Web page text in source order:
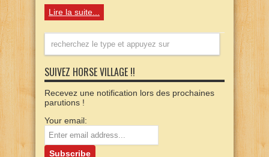
Lire la suite...
SUIVEZ HORSE VILLAGE !!
Recevez une notification lors des prochaines
parutions !
Your email: